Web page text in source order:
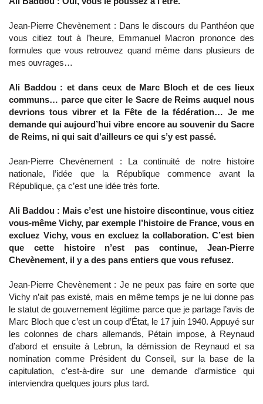
Jean-Pierre Chevènement : Dans le discours du Panthéon que
vous citiez tout à l’heure, Emmanuel Macron prononce des
formules que vous retrouvez quand même dans plusieurs de
mes ouvrages…
Ali Baddou : et dans ceux de Marc Bloch et de ces lieux
communs… parce que citer le Sacre de Reims auquel nous
devrions tous vibrer et la Fête de la fédération… Je me
demande qui aujourd’hui vibre encore au souvenir du Sacre
de Reims, ni qui sait d’ailleurs ce qui s’y est passé.
Jean-Pierre Chevènement : La continuité de notre histoire
nationale, l’idée que la République commence avant la
République, ça c’est une idée très forte.
Ali Baddou : Mais c’est une histoire discontinue, vous citiez
vous-même Vichy, par exemple l’histoire de France, vous en
excluez Vichy, vous en excluez la collaboration. C’est bien
que cette histoire n’est pas continue, Jean-Pierre
Chevènement, il y a des pans entiers que vous refusez.
Jean-Pierre Chevènement : Je ne peux pas faire en sorte que
Vichy n’ait pas existé, mais en même temps je ne lui donne pas
le statut de gouvernement légitime parce que je partage l’avis de
Marc Bloch que c’est un coup d’État, le 17 juin 1940. Appuyé sur
les colonnes de chars allemands, Pétain impose, à Reynaud
d’abord et ensuite à Lebrun, la démission de Reynaud et sa
nomination comme Président du Conseil, sur la base de la
capitulation, c’est-à-dire sur une demande d’armistice qui
interviendra quelques jours plus tard.